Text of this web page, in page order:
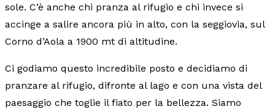
sole. C’è anche chi pranza al rifugio e chi invece si
accinge a salire ancora più in alto, con la seggiovia, sul
Corno d’Aola a 1900 mt di altitudine.
Ci godiamo questo incredibile posto e decidiamo di
pranzare al rifugio, difronte al lago e con una vista del
paesaggio che toglie il fiato per la bellezza. Siamo